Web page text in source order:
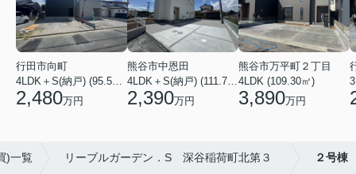
行田市向町
4LDK＋S(納戸) (95.58㎡)
2,480万円
熊谷市中恩田
4LDK＋S(納戸) (111.78㎡)
2,390万円
熊谷市万平町２丁目
4LDK (109.30㎡)
3,890万円
)一覧 リーブルガーデン．S 深谷稲荷町北第３ ２号棟